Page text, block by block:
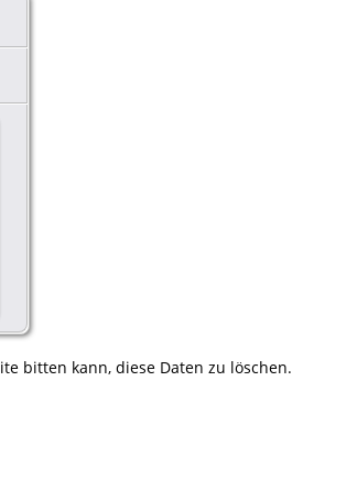
bitten kann, diese Daten zu löschen.